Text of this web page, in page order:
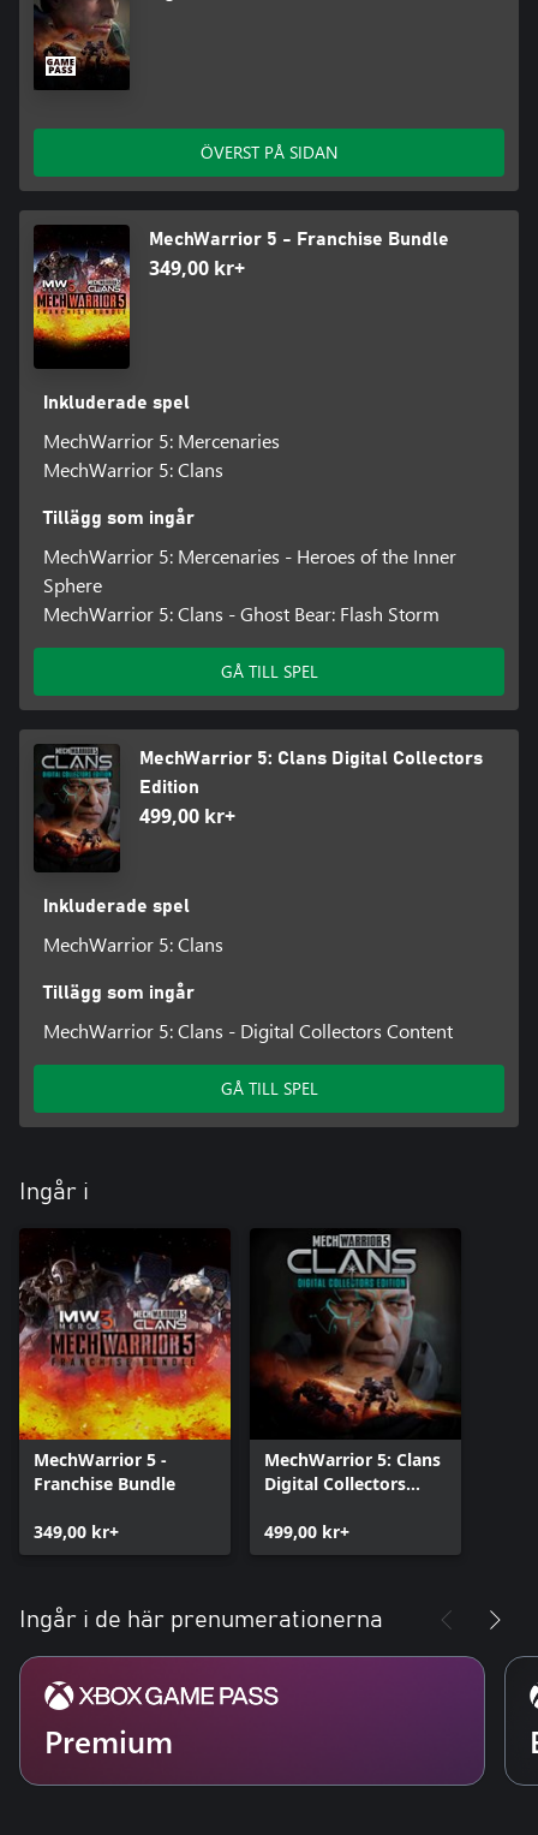
ÖVERST PÅ SIDAN
MechWarrior 5 - Franchise Bundle
349,00 kr+
Inkluderade spel
MechWarrior 5: Mercenaries
MechWarrior 5: Clans
Tillägg som ingår
MechWarrior 5: Mercenaries - Heroes of the Inner
Sphere
MechWarrior 5: Clans - Ghost Bear: Flash Storm
GÅ TILL SPEL
MechWarrior 5: Clans Digital Collectors
Edition
499,00 kr+
Inkluderade spel
MechWarrior 5: Clans
Tillägg som ingår
MechWarrior 5: Clans - Digital Collectors Content
GÅ TILL SPEL
Ingår i
MechWarrior 5 -
Franchise Bundle
349,00 kr+
MechWarrior 5: Clans
Digital Collectors
499,00 kr+
Ingår i de här prenumerationerna
Premium